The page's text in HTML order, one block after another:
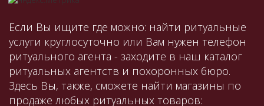
Если Вы ищите где можно: найти ритуальные
услуги круглосуточно или Вам нужен телефон
ритуального агента - заходите в наш каталог
ритуальных агентств и похоронных бюро.
Здесь Вы, также, сможете найти магазины по
продаже любых ритуальных товаров: